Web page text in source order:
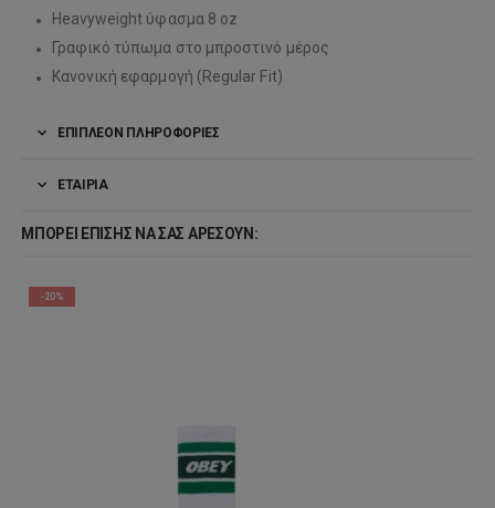
Heavyweight ύφασμα 8 oz
Γραφικό τύπωμα στο μπροστινό μέρος
Κανονική εφαρμογή (Regular Fit)
ΕΠΙΠΛΈΟΝ ΠΛΗΡΟΦΟΡΊΕΣ
ΕΤΑΙΡΊΑ
ΜΠΟΡΕΊ ΕΠΊΣΗΣ ΝΑ ΣΑΣ ΑΡΈΣΟΥΝ:
-20%